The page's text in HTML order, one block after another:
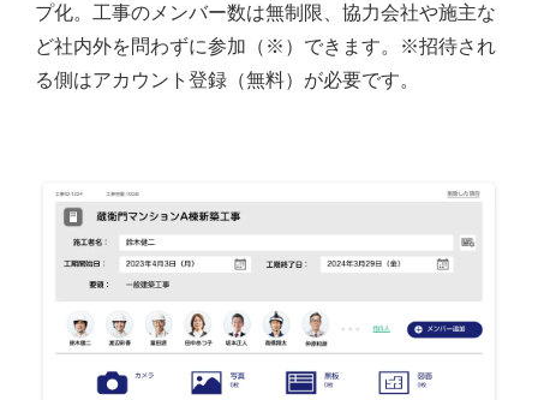
プ化。工事のメンバー数は無制限、協力会社や施主な
ど社内外を問わずに参加（※）できます。※招待され
る側はアカウント登録（無料）が必要です。